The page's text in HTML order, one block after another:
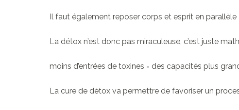
Il faut également reposer corps et esprit en
La détox n’est donc pas miraculeuse, c’est juste
moins d’entrées de toxines = des capacités plus
La cure de détox va permettre de favoriser un